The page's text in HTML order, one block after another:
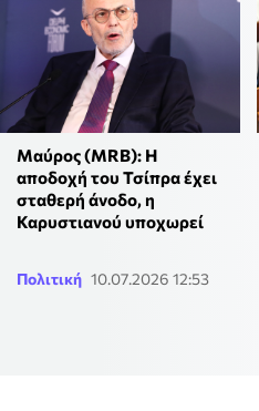
Μαύρος (MRB): Η
αποδοχή του Τσίπρα έχει
σταθερή άνοδο, η
Καρυστιανού υποχωρεί
Πολιτική 10.07.2026 12:53